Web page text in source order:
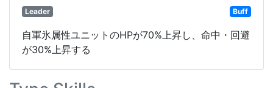
Leader Buff
自軍氷属性ユニットのHPが70%上昇し、命中・回避
が30%上昇する